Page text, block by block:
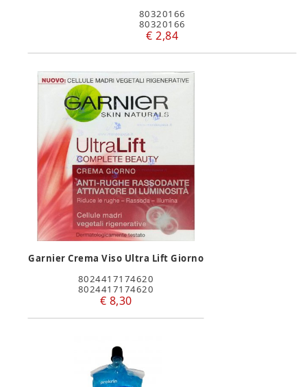
80320166
80320166
€ 2,84
Garnier Crema Viso Ultra Lift Giorno
8024417174620
8024417174620
€ 8,30